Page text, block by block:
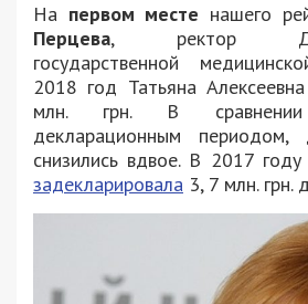
На первом месте нашего
Перцева, ректор
государственной
2018 год Татьяна
млн. грн. В
декларационным периодом,
снизились вдвое. В 2017
задекларировала 3, 7 млн. грн.